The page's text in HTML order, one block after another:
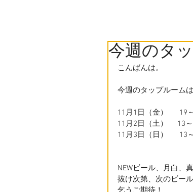
今週のタ
こんばんは。
今週のタップルーム
11月1日（金）　  19
11月2日（土）　 13
11月3日（日）　
NEWビール、月白、
抜け次第、次のビー